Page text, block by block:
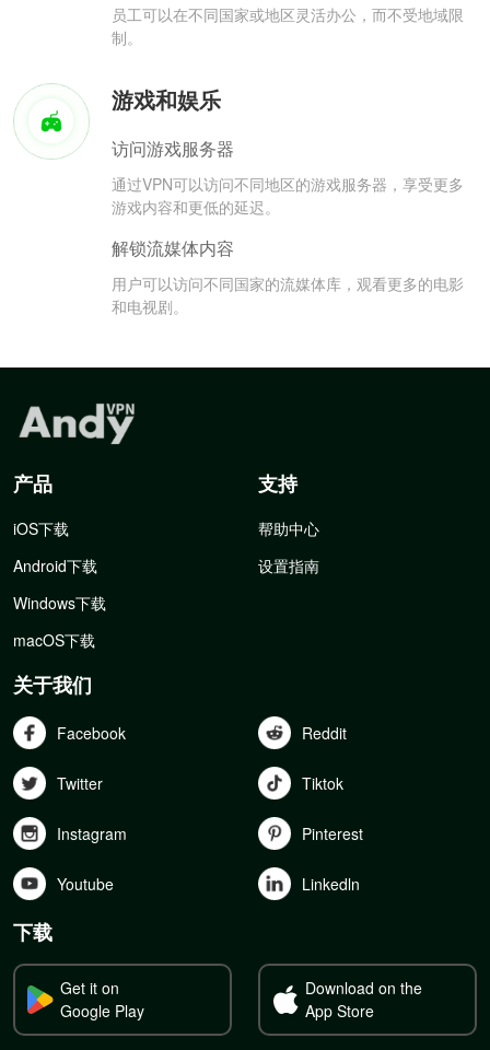
员工可以在不同国家或地区灵活办公，而不受地域限
制。
游戏和娱乐
访问游戏服务器
通过VPN可以访问不同地区的游戏服务器，享受更多
游戏内容和更低的延迟。
解锁流媒体内容
用户可以访问不同国家的流媒体库，观看更多的电影
和电视剧。
产品
iOS下载
Android下载
Windows下载
macOS下载
支持
帮助中心
设置指南
关于我们
Facebook Reddit
Twitter Tiktok
Instagram Pinterest
Youtube Linkedln
下载
Get it on
Google Play
Download on the
App Store